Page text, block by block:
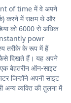
of time में वे अपने
करने में सक्षम थे और
को 6000 से अधिक
powr
तरीके के रूप में हैं
कैसे दिखते हैं। यह अपने
एक बेहतरीन ऑन-साइट
जिन्होंने अपनी साइट
अन्य व्यक्ति की तुलना में